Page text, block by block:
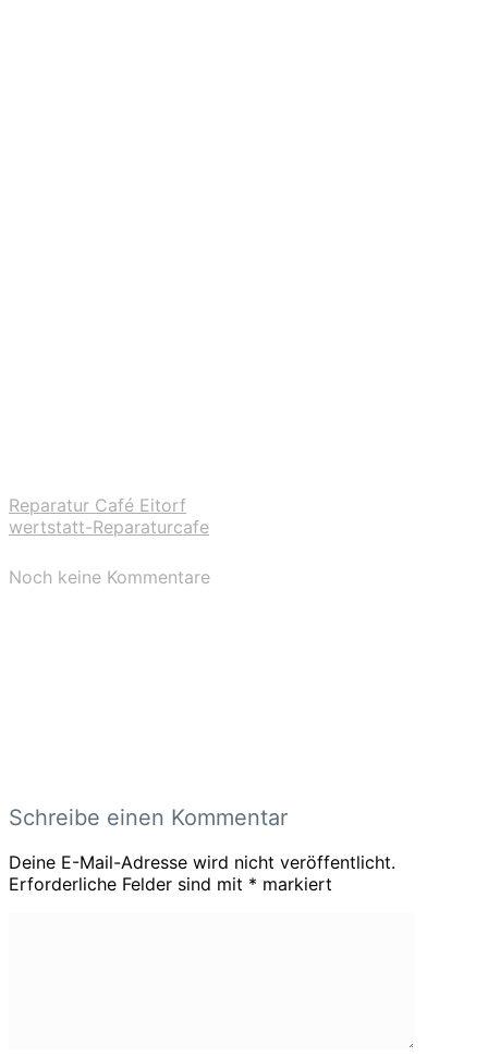
Reparatur Café Eitorf
wertstatt-Reparaturcafe
Noch keine Kommentare
Schreibe einen Kommentar
Deine E-Mail-Adresse wird nicht veröffentlicht.
Erforderliche Felder sind mit * markiert